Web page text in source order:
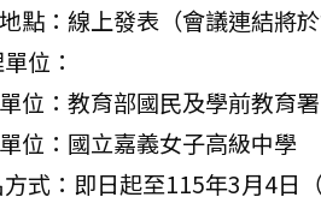
點：線上發表（會議連結將
位：
位：教育部國民及學前教育
位：國立嘉義女子高級中學
方式：即日起至115年3月4